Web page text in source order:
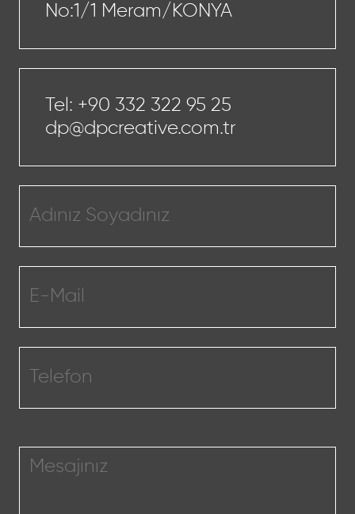
No:1/1 Meram/KONYA
Tel: +90 332 322 95 25
dp@dpcreative.com.tr